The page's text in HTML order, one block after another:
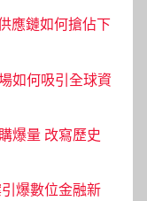
應鏈如何搶佔下
如何吸引全球資
爆量 改寫歷史
爆數位金融新